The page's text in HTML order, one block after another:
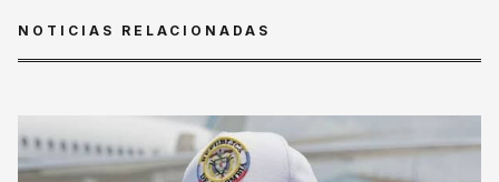
NOTICIAS RELACIONADAS